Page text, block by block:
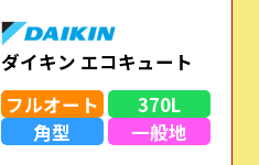
ダイキン エコキュート
フルオート
370L
角型
一般地